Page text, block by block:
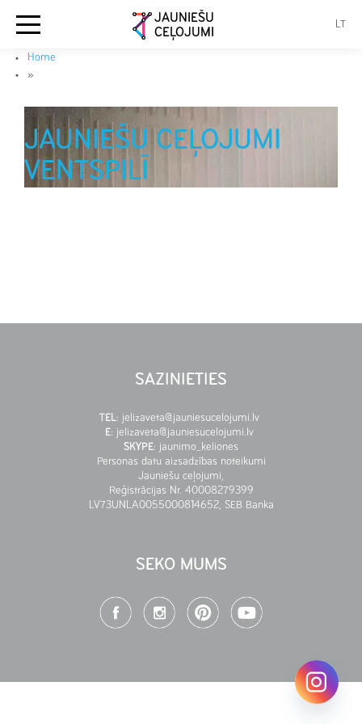
Home
»
2019-01-29
JAUNIEŠU CEĻOJUMI
VENTSPILĪ
SAZINIETIES
TEL: jelizaveta@jauniesucelojumi.lv
E: jelizaveta@jauniesucelojumi.lv
SKYPE: jaunimo_keliones
Personas datu aizsadzības noteikumi
Jauniešu ceļojumi,
Reģistrācijas Nr. 40008279399
LV73UNLA0055000814652, SEB Banka
SEKO MUMS
JAUNIEŠU
CEĻOJUMI
LT